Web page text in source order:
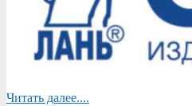
Читать далее....